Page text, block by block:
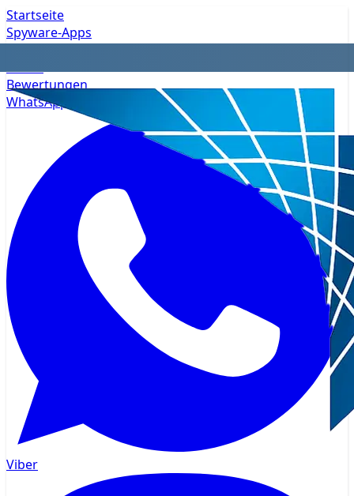
Startseite
Spyware-Apps
Bewertungen
WhatsApp
Viber